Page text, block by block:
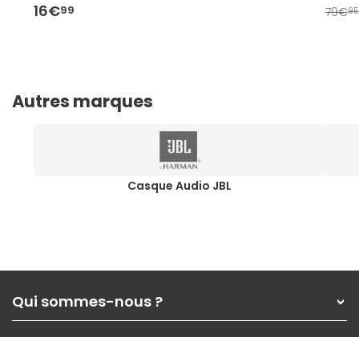
16€99 79€95
Autres marques
Casque Audio JBL
Qui sommes-nous ?